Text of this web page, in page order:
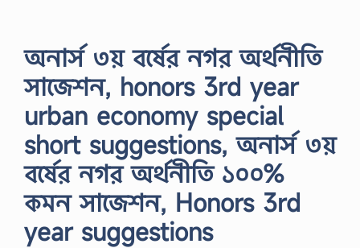
অনার্স ৩য় বর্ষের নগর অর্থনীতি
সাজেশন, honors 3rd year
urban economy special
short suggestions, অনার্স ৩য়
বর্ষের নগর অর্থনীতি ১০০%
কমন সাজেশন, Honors 3rd
year suggestions